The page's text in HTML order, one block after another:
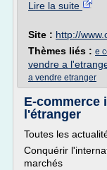
Lire la suite
Site : http://
Thèmes liés : e
vendre a
a vendre etranger
E-commerce
l'étranger
Toutes les
Conquérir
marchés